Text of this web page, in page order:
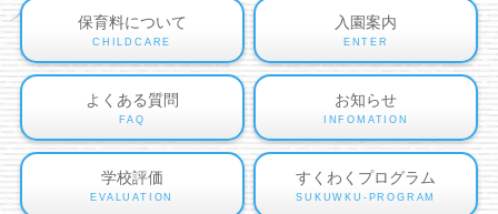
保育料について
CHILDCARE
入園案内
ENTER
よくある質問
FAQ
お知らせ
INFOMATION
学校評価
EVALUATION
すくわくプログラム
SUKUWKU-PROGRAM